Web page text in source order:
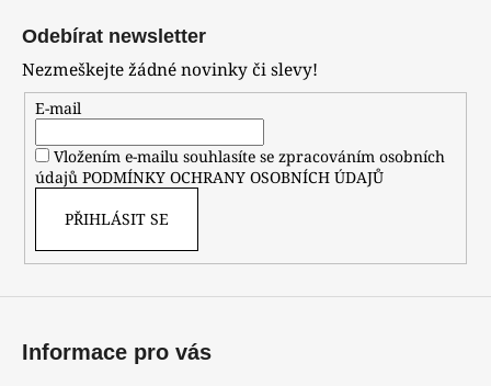
Odebírat newsletter
Nezmeškejte žádné novinky či slevy!
E-mail
Vložením e-mailu souhlasíte se zpracováním osobních
údajů PODMÍNKY OCHRANY OSOBNÍCH ÚDAJŮ
PŘIHLÁSIT SE
Informace pro vás